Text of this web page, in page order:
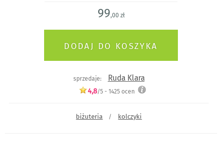
99,00 zł
sprzedaje: Ruda Klara
4,8/5 - 1425 ocen
biżuteria / kolczyki